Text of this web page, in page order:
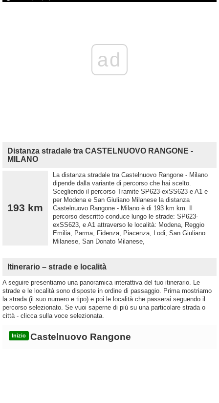
ad
Distanza stradale tra CASTELNUOVO RANGONE -
MILANO
193 km
La distanza stradale tra Castelnuovo Rangone - Milano
dipende dalla variante di percorso che hai scelto.
Scegliendo il percorso Tramite SP623-exSS623 e A1 e
per Modena e San Giuliano Milanese la distanza
Castelnuovo Rangone - Milano è di 193 km km. Il
percorso descritto conduce lungo le strade: SP623-
exSS623, e A1 attraverso le località: Modena, Reggio
Emilia, Parma, Fidenza, Piacenza, Lodi, San Giuliano
Milanese, San Donato Milanese,
Itinerario – strade e località
A seguire presentiamo una panoramica interattiva del tuo itinerario. Le
strade e le località sono disposte in ordine di passaggio. Prima mostriamo
la strada (il suo numero e tipo) e poi le località che passerai seguendo il
percorso selezionato. Se vuoi saperne di più su una particolare strada o
città - clicca sulla voce selezionata.
Inizio Castelnuovo Rangone